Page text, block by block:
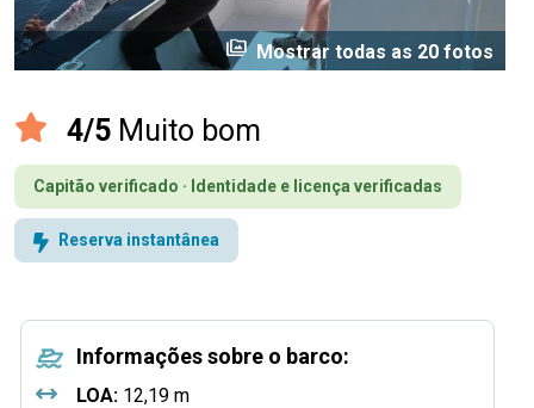
perm_media Mostrar todas as 20 fotos
4/5 Muito bom
Capitão verificado · Identidade e licença verificadas
Reserva instantânea
Informações sobre o barco:
LOA: 12,19 m